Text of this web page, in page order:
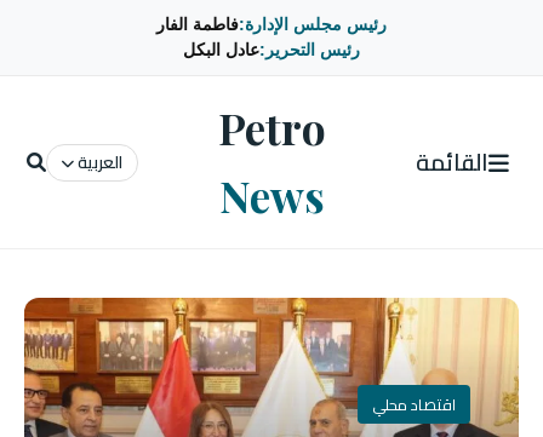
رئيس مجلس الإدارة:فاطمة الفار
رئيس التحرير:عادل البكل
القائمة
Petro
News
العربية
اقتصاد محلي